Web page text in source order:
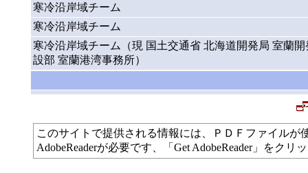
寒冷沿岸域チーム
寒冷沿岸域チーム
寒冷沿岸域チーム（現 国土交通省 北海道開発局 室蘭開
設部 室蘭港湾事務所）
このサイトで提供される情報には、ＰＤＦファイル
AdobeReaderが必要です、「Get AdobeReader」をク